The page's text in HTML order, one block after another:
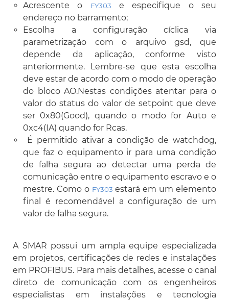
Acrescente o FY303
e especifique o seu
endereço no barramento;
Escolha a configuração cíclica via
parametrização com o arquivo gsd, que
depende da aplicação, conforme visto
anteriormente. Lembre-se que esta escolha
deve estar de acordo com o modo de operação
do bloco AO.Nestas condições atentar para o
valor do status do valor de setpoint que deve
ser 0x80(Good), quando o modo for Auto e
0xc4(IA) quando for Rcas.
É permitido ativar a condição de watchdog,
que faz o equipamento ir para uma condição
de falha segura ao detectar uma perda de
comunicação entre o equipamento escravo e o
mestre. Como o FY303 estará em um elemento
final é recomendável a configuração de um
valor de falha segura.
A SMAR possui um ampla equipe especializada
em projetos, certificações de redes e instalações
em PROFIBUS. Para mais detalhes, acesse o canal
direto de comunicação com os engenheiros
especialistas em instalações e tecnologia